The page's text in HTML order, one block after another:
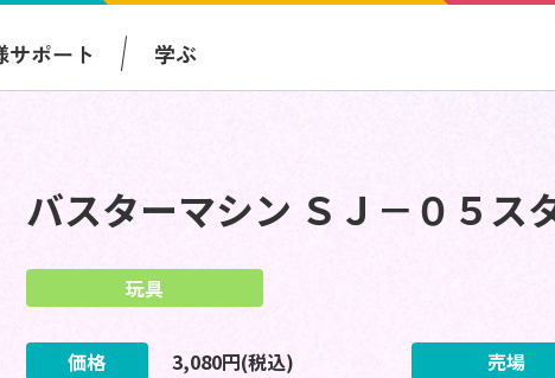
サポート 学ぶ
バスターマシン ＳＪ－０５ス
玩具
価格 3,080円(税込) 売場